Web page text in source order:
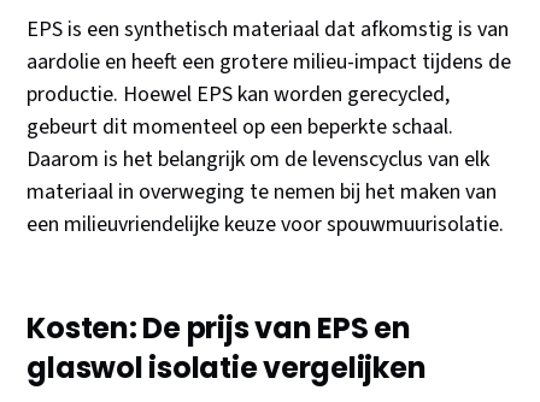
EPS is een synthetisch materiaal dat afkomstig is van
aardolie en heeft een grotere milieu-impact tijdens de
productie. Hoewel EPS kan worden gerecycled,
gebeurt dit momenteel op een beperkte schaal.
Daarom is het belangrijk om de levenscyclus van elk
materiaal in overweging te nemen bij het maken van
een milieuvriendelijke keuze voor spouwmuurisolatie.
Kosten: De prijs van EPS en
glaswol isolatie vergelijken